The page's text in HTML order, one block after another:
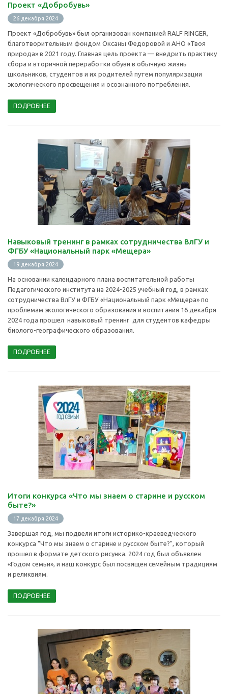
Проект «Добробувь»
26 декабря 2024
Проект «Добробувь» был организован компанией RALF RINGER,
благотворительным фондом Оксаны Федоровой и АНО «Твоя
природа» в 2021 году. Главная цель проекта — внедрить практику
сбора и вторичной переработки обуви в обычную жизнь
школьников, студентов и их родителей путем популяризации
экологического просвещения и осознанного потребления.
ПОДРОБНЕЕ
Навыковый тренинг в рамках сотрудничества ВлГУ и
ФГБУ «Национальный парк «Мещера»
19 декабря 2024
На основании календарного плана воспитательной работы
Педагогического института на 2024-2025 учебный год, в рамках
сотрудничества ВлГУ и ФГБУ «Национальный парк «Мещера» по
проблемам экологического образования и воспитания 16 декабря
2024 года прошел навыковый тренинг для студентов кафедры
биолого-географического образования.
ПОДРОБНЕЕ
Итоги конкурса «Что мы знаем о старине и русском
быте?»
17 декабря 2024
Завершая год, мы подвели итоги историко-краеведческого
конкурса "Что мы знаем о старине и русском быте?", который
прошел в формате детского рисунка. 2024 год был объявлен
«Годом семьи», и наш конкурс был посвящен семейным традициям
и реликвиям.
ПОДРОБНЕЕ